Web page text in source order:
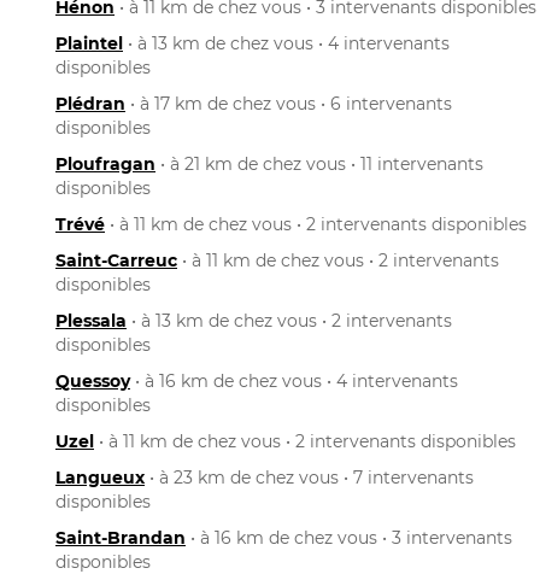
Hénon • à 11 km de chez vous • 3 intervenants disponibles
Plaintel • à 13 km de chez vous • 4 intervenants
disponibles
Plédran • à 17 km de chez vous • 6 intervenants
disponibles
Ploufragan • à 21 km de chez vous • 11 intervenants
disponibles
Trévé • à 11 km de chez vous • 2 intervenants disponibles
Saint-Carreuc • à 11 km de chez vous • 2 intervenants
disponibles
Plessala • à 13 km de chez vous • 2 intervenants
disponibles
Quessoy• à 16 km de chez vous • 4 intervenants
disponibles
Uzel • à 11 km de chez vous • 2 intervenants disponibles
Langueux • à 23 km de chez vous • 7 intervenants
disponibles
Saint-Brandan • à 16 km de chez vous • 3 intervenants
disponibles